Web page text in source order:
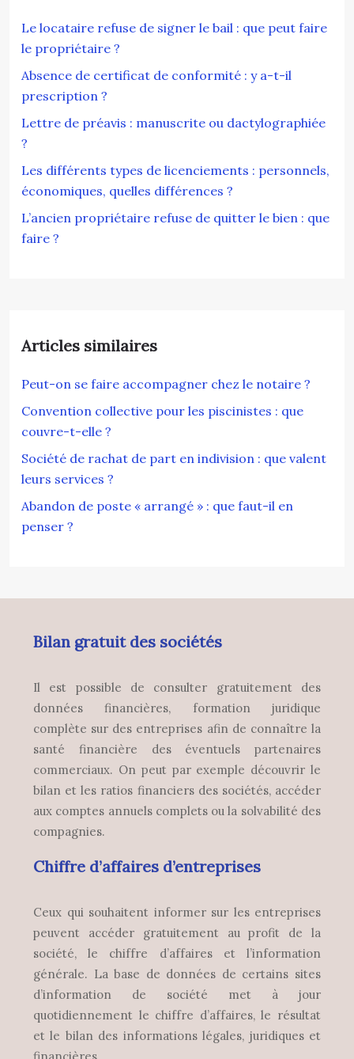
Le locataire refuse de signer le bail : que peut faire
le propriétaire ?
Absence de certificat de conformité : y a-t-il
prescription ?
Lettre de préavis : manuscrite ou dactylographiée
?
Les différents types de licenciements : personnels,
économiques, quelles différences ?
L’ancien propriétaire refuse de quitter le bien : que
faire ?
Articles similaires
Peut-on se faire accompagner chez le notaire ?
Convention collective pour les piscinistes : que
couvre-t-elle ?
Société de rachat de part en indivision : que valent
leurs services ?
Abandon de poste « arrangé » : que faut-il en
penser ?
Bilan gratuit des sociétés
Il est possible de consulter gratuitement des
données financières, formation juridique
complète sur des entreprises afin de connaître la
santé financière des éventuels partenaires
commerciaux. On peut par exemple découvrir le
bilan et les ratios financiers des sociétés, accéder
aux comptes annuels complets ou la solvabilité des
compagnies.
Chiffre d’affaires d’entreprises
Ceux qui souhaitent informer sur les entreprises
peuvent accéder gratuitement au profit de la
société, le chiffre d’affaires et l’information
générale. La base de données de certains sites
d’information de société met à jour
quotidiennement le chiffre d’affaires, le résultat
et le bilan des informations légales, juridiques et